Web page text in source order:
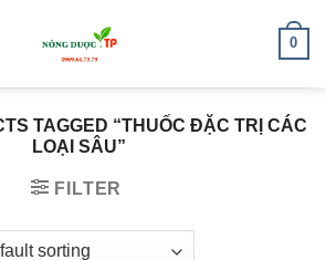
0
TAGGED “THUỐC ĐẶC TRỊ CÁC
LOẠI SÂU”
FILTER